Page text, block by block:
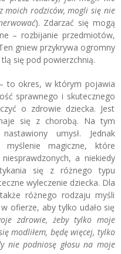
moich rodziców, mogli się nie
). Zdarzać się mogą
– rozbijanie przedmiotów,
gniew przykrywa ogromny
się pod powierzchnią.
– to okres, w którym pojawia
sprawnego i skutecznego
o zdrowie dziecka. Jest
się z chorobą. Na tym
umysł. Jednak
magiczne, które
a niekiedy
się z różnego typu
wyleczenie dziecka. Dla
różnego rodzaju myśli
ofierze, aby tylko udało się
zdrowie, żeby tylko moje
modliłem, będę więcej, tylko
nie podniosę głosu na moje